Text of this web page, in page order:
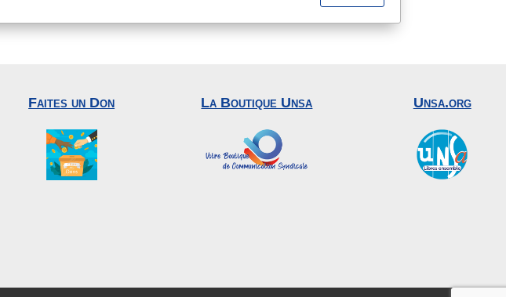
Faites un Don La Boutique Unsa Unsa.org